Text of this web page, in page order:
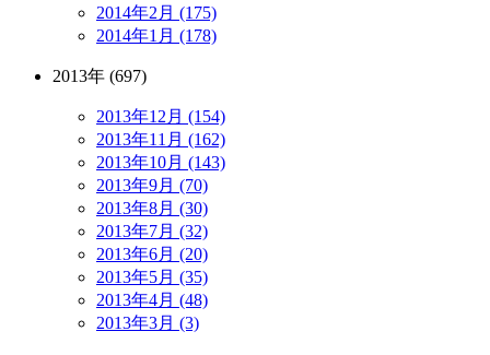
2014年2月 (175)
2014年1月 (178)
2013年 (697)
2013年12月 (154)
2013年11月 (162)
2013年10月 (143)
2013年9月 (70)
2013年8月 (30)
2013年7月 (32)
2013年6月 (20)
2013年5月 (35)
2013年4月 (48)
2013年3月 (3)